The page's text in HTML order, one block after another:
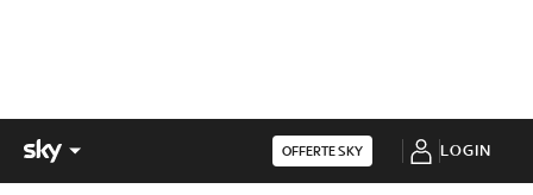
OFFERTE SKY LOGIN